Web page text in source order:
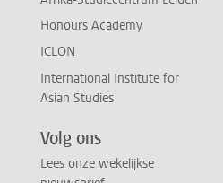
Honours Academy
ICLON
International Institute for
Asian Studies
Volg ons
Lees onze wekelijkse